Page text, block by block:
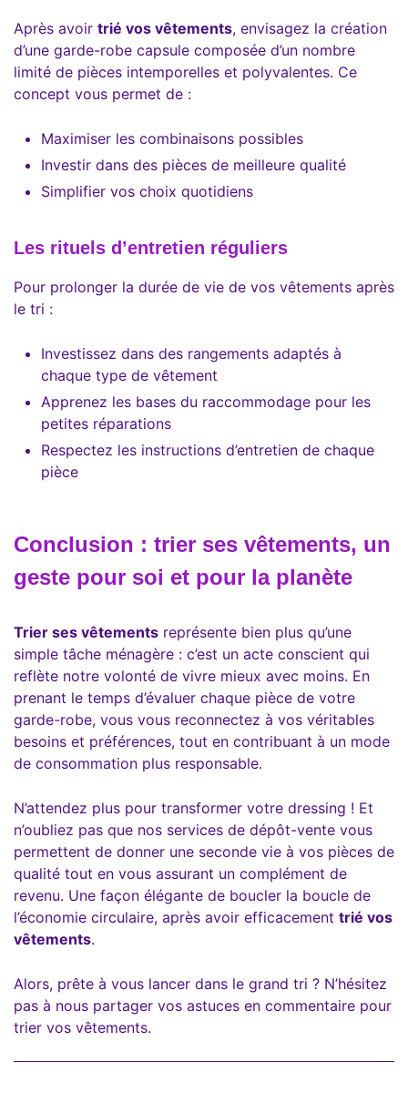
Après avoir trié vos vêtements, envisagez la création
d’une garde-robe capsule composée d’un nombre
limité de pièces intemporelles et polyvalentes. Ce
concept vous permet de :
Maximiser les combinaisons possibles
Investir dans des pièces de meilleure qualité
Simplifier vos choix quotidiens
Les rituels d’entretien réguliers
Pour prolonger la durée de vie de vos vêtements après
le tri :
Investissez dans des rangements adaptés à
chaque type de vêtement
Apprenez les bases du raccommodage pour les
petites réparations
Respectez les instructions d’entretien de chaque
pièce
Conclusion : trier ses vêtements, un
geste pour soi et pour la planète
Trier ses vêtements représente bien plus qu’une
simple tâche ménagère : c’est un acte conscient qui
reflète notre volonté de vivre mieux avec moins. En
prenant le temps d’évaluer chaque pièce de votre
garde-robe, vous vous reconnectez à vos véritables
besoins et préférences, tout en contribuant à un mode
de consommation plus responsable.
N’attendez plus pour transformer votre dressing ! Et
n’oubliez pas que nos services de dépôt-vente vous
permettent de donner une seconde vie à vos pièces de
qualité tout en vous assurant un complément de
revenu. Une façon élégante de boucler la boucle de
l’économie circulaire, après avoir efficacement trié vos
vêtements.
Alors, prête à vous lancer dans le grand tri ? N’hésitez
pas à nous partager vos astuces en commentaire pour
trier vos vêtements.